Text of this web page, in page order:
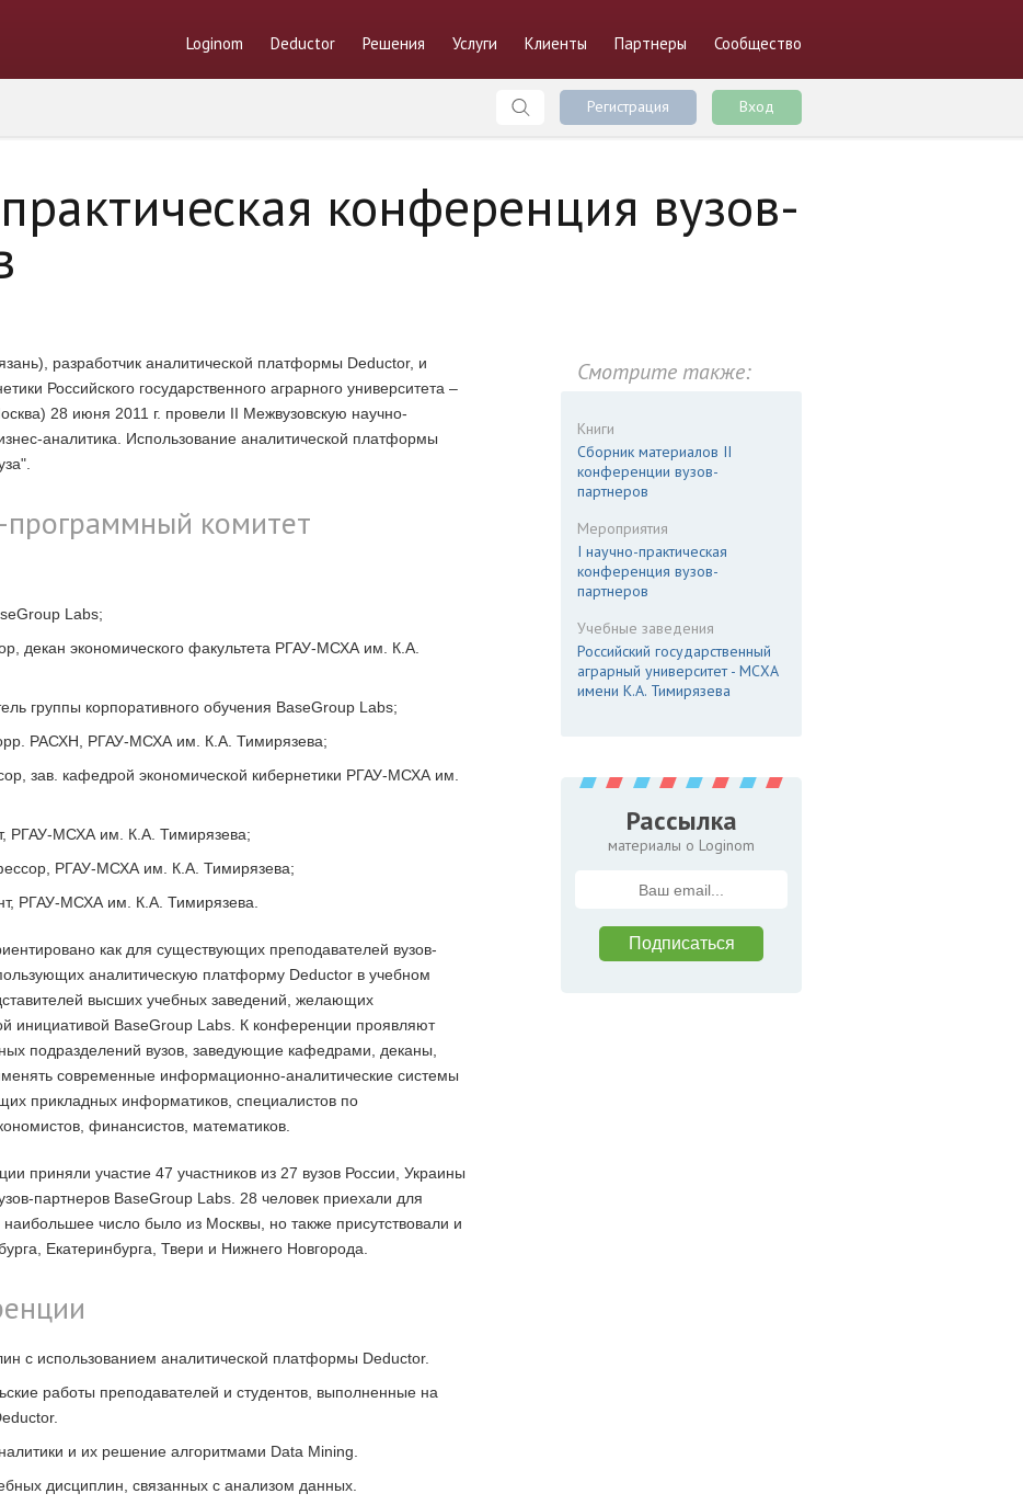
Loginom Deductor Решения Услуги Клиенты Партнеры Сообщество
Регистрация Вход
конференция вузов-
разработчик аналитической платформы Deductor, и
Российского государственного аграрного университета –
28 июня 2011 г. провели II Межвузовскую научно-
аналитика. Использование аналитической платформы
комитет
Labs;
декан экономического факультета РГАУ-МСХА им. К.А.
группы корпоративного обучения BaseGroup Labs;
РАСХН, РГАУ-МСХА им. К.А. Тимирязева;
зав. кафедрой экономической кибернетики РГАУ-МСХА им.
РГАУ-МСХА им. К.А. Тимирязева;
РГАУ-МСХА им. К.А. Тимирязева;
РГАУ-МСХА им. К.А. Тимирязева.
как для существующих преподавателей вузов-
аналитическую платформу Deductor в учебном
высших учебных заведений, желающих
инициативой BaseGroup Labs. К конференции проявляют
подразделений вузов, заведующие кафедрами, деканы,
современные информационно-аналитические системы
прикладных информатиков, специалистов по
финансистов, математиков.
приняли участие 47 участников из 27 вузов России, Украины
партнеров BaseGroup Labs. 28 человек приехали для
число было из Москвы, но также присутствовали и
Екатеринбурга, Твери и Нижнего Новгорода.
с использованием аналитической платформы Deductor.
работы преподавателей и студентов, выполненные на
и их решение алгоритмами Data Mining.
дисциплин, связанных с анализом данных.
Смотрите также:
Книги
Сборник материалов II
конференции вузов-
партнеров
Мероприятия
I научно-практическая
конференция вузов-
партнеров
Учебные заведения
Российский государственный
аграрный университет - МСХА
имени К.А. Тимирязева
Рассылка
материалы о Loginom